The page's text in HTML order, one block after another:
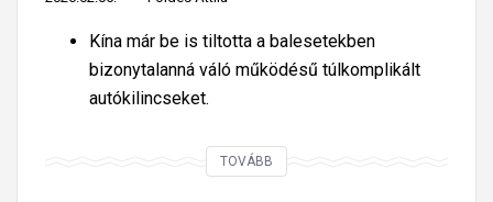
t
e
Kína már be is tiltotta a balesetekben
bizonytalanná váló működésű túlkomplikált
autókilincseket.
TOVÁBB